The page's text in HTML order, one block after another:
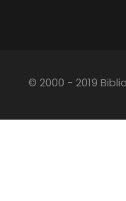
© 2000 - 2019